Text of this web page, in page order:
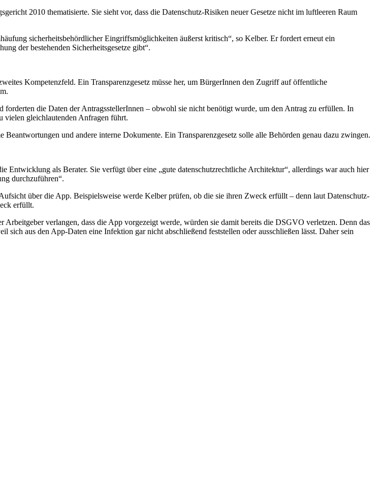
2010 thematisierte. Sie sieht vor, dass die Datenschutz-Risiken neuer Gesetze nicht im luftleeren Raum
sicherheitsbehördlicher Eingriffsmöglichkeiten äußerst kritisch“, so Kelber. Er fordert erneut ein
der bestehenden Sicherheitsgesetze gibt“.
Kompetenzfeld. Ein Transparenzgesetz müsse her, um BürgerInnen den Zugriff auf öffentliche
die Daten der AntragsstellerInnen – obwohl sie nicht benötigt wurde, um den Antrag zu erfüllen. In
vielen gleichlautenden Anfragen führt.
und andere interne Dokumente. Ein Transparenzgesetz solle alle Behörden genau dazu zwingen.
als Berater. Sie verfügt über eine „gute datenschutzrechtliche Architektur“, allerdings war auch hier
durchzuführen“.
über die App. Beispielsweise werde Kelber prüfen, ob die sie ihren Zweck erfüllt – denn laut Datenschutz-
erfüllt.
verlangen, dass die App vorgezeigt werde, würden sie damit bereits die DSGVO verletzen. Denn das
aus den App-Daten eine Infektion gar nicht abschließend feststellen oder ausschließen lässt. Daher sein